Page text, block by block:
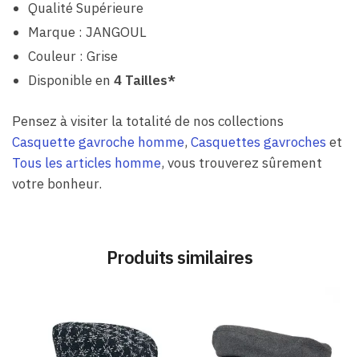
Qualité Supérieure
Marque : JANGOUL
Couleur : Grise
Disponible en 4 Tailles*
Pensez à visiter la totalité de nos collections
Casquette gavroche homme, Casquettes gavroches et
Tous les articles homme, vous trouverez sûrement
votre bonheur.
Produits similaires